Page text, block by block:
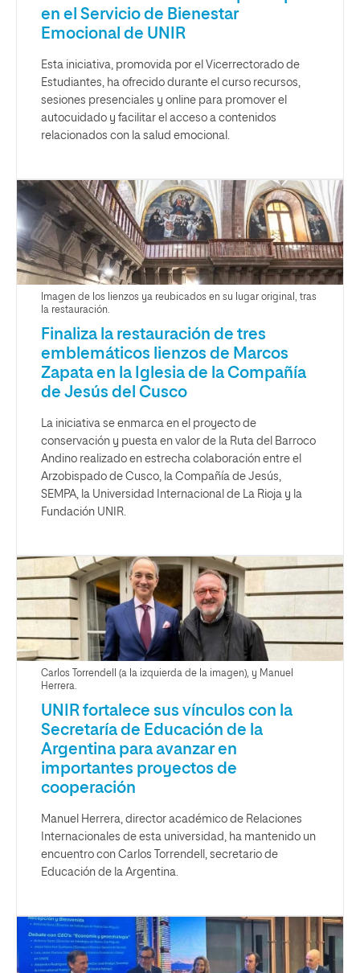
en el Servicio de Bienestar
Emocional de UNIR
Esta iniciativa, promovida por el Vicerrectorado de
Estudiantes, ha ofrecido durante el curso recursos,
sesiones presenciales y online para promover el
autocuidado y facilitar el acceso a contenidos
relacionados con la salud emocional.
Imagen de los lienzos ya reubicados en su lugar original, tras
la restauración.
Finaliza la restauración de tres
emblemáticos lienzos de Marcos
Zapata en la Iglesia de la Compañía
de Jesús del Cusco
La iniciativa se enmarca en el proyecto de
conservación y puesta en valor de la Ruta del Barroco
Andino realizado en estrecha colaboración entre el
Arzobispado de Cusco, la Compañía de Jesús,
SEMPA, la Universidad Internacional de La Rioja y la
Fundación UNIR.
Carlos Torrendell (a la izquierda de la imagen), y Manuel
Herrera.
UNIR fortalece sus vínculos con la
Secretaría de Educación de la
Argentina para avanzar en
importantes proyectos de
cooperación
Manuel Herrera, director académico de Relaciones
Internacionales de esta universidad, ha mantenido un
encuentro con Carlos Torrendell, secretario de
Educación de la Argentina.